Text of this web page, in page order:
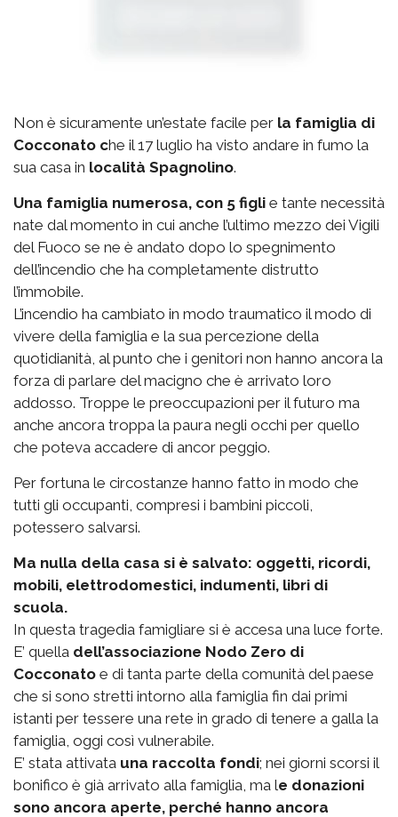
Non è sicuramente un’estate facile per la famiglia di
Cocconato che il 17 luglio ha visto andare in fumo la
sua casa in località Spagnolino.
Una famiglia numerosa, con 5 figli e tante necessità
nate dal momento in cui anche l’ultimo mezzo dei Vigili
del Fuoco se ne è andato dopo lo spegnimento
dell’incendio che ha completamente distrutto
l’immobile.
L’incendio ha cambiato in modo traumatico il modo di
vivere della famiglia e la sua percezione della
quotidianità, al punto che i genitori non hanno ancora la
forza di parlare del macigno che è arrivato loro
addosso. Troppe le preoccupazioni per il futuro ma
anche ancora troppa la paura negli occhi per quello
che poteva accadere di ancor peggio.
Per fortuna le circostanze hanno fatto in modo che
tutti gli occupanti, compresi i bambini piccoli,
potessero salvarsi.
Ma nulla della casa si è salvato: oggetti, ricordi,
mobili, elettrodomestici, indumenti, libri di
scuola.
In questa tragedia famigliare si è accesa una luce forte.
E’ quella dell’associazione Nodo Zero di
Cocconato e di tanta parte della comunità del paese
che si sono stretti intorno alla famiglia fin dai primi
istanti per tessere una rete in grado di tenere a galla la
famiglia, oggi così vulnerabile.
E’ stata attivata una raccolta fondi; nei giorni scorsi il
bonifico è già arrivato alla famiglia, ma le donazioni
sono ancora aperte, perché hanno ancora